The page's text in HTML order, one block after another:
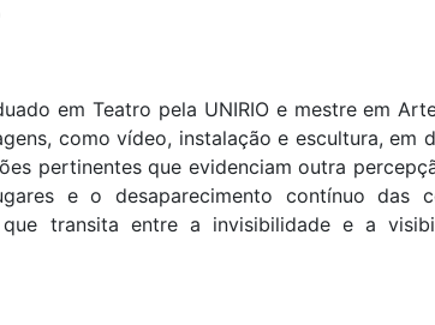
em Teatro pela UNIRIO e mestre em
como vídeo, instalação e escultura, em
pertinentes que evidenciam outra
e o desaparecimento contínuo das
transita entre a invisibilidade e a